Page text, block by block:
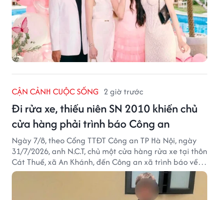
CẬN CẢNH CUỘC SỐNG 2 giờ trước
Đi rửa xe, thiếu niên SN 2010 khiến chủ
cửa hàng phải trình báo Công an
Ngày 7/8, theo Cổng TTĐT Công an TP Hà Nội, ngày
31/7/2026, anh N.C.T, chủ một cửa hàng rửa xe tại thôn
Cát Thuế, xã An Khánh, đến Công an xã trình báo về
việc bị mất trộm chiếc xe máy Honda Wave. Trong cốp
xe còn có nhiều giấy tờ cá nhân và khoảng 1,2 triệu